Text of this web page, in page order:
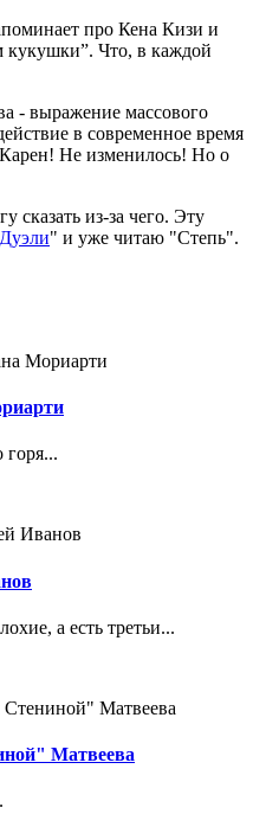
про Кена Кизи и
кукушки”. Что, в каждой
- выражение массового
в современное время
Не изменилось! Но о
сказать из-за чего. Эту
Дуэли" и уже читаю "Степь".
горя...
а есть третьи...
Матвеева